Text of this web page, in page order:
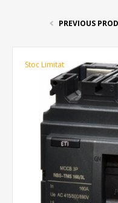
PREVIOUS
Stoc Limitat